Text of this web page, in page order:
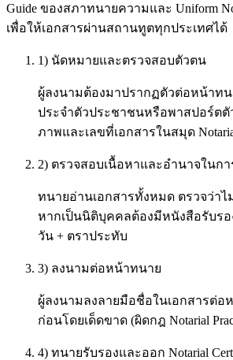
Guide ของสภาทนายความและ Uniform
เพื่อให้เอกสารผ่านสถานทูตทุกประเทศได้
1) นัดหมายและตรวจสอบตัวตน
ผู้ลงนามต้องมาปรากฏตัวต่อหน้าท
ประจำตัวประชาชนหรือพาสปอร์ตตั
ภาพและเลขที่เอกสารในสมุด
2) ตรวจสอบเนื้อหาและอำนาจในก
ทนายอ่านเอกสารทั้งหมด ตรวจว่า
หากเป็นนิติบุคคลต้องมีหนังสือรับรอ
วัน + ตราประทับ
3) ลงนามต่อหน้าทนาย
ผู้ลงนามลงลายมือชื่อในเอกสารต่อ
ก่อนโดยเด็ดขาด (ผิดกฎ Notarial
4) ทนายรับรองและออก Notarial